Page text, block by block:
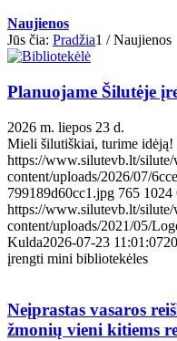
Naujienos
Jūs čia: Pradžia1 / Naujienos
Planuojame Šilutėje
2026 m. liepos 23 d.
Mieli šilutiškiai, turime
https://www.silutevb.lt/
content/uploads/2026/07/
799189d60cc1.jpg 765 1024
https://www.silutevb.lt/
content/uploads/2021/05/
Kulda2026-07-23 11:01:07
įrengti mini bibliotekėles
Neįprastas vasaros
žmonių vieni kitiems